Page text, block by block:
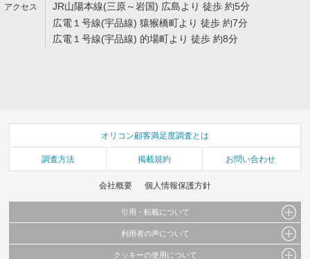
JR山陽本線(三原～岩国) 広島より 徒歩 約5分
広電１号線(宇品線) 猿猴橋町より 徒歩 約7分
広電１号線(宇品線) 的場町より 徒歩 約8分
オリコン顧客満足度調査とは
調査方法 掲載規約 お問い合わせ
会社概要 個人情報保護方針
引用・転載について
当サイトで公開されている情報（文字、写真、イラスト、画像データ等）及びこれらの配
利用者の声について
当サイトに掲載している内容はすべてサービスの利用者が提出された見解・感想です。
クッキーの使用について